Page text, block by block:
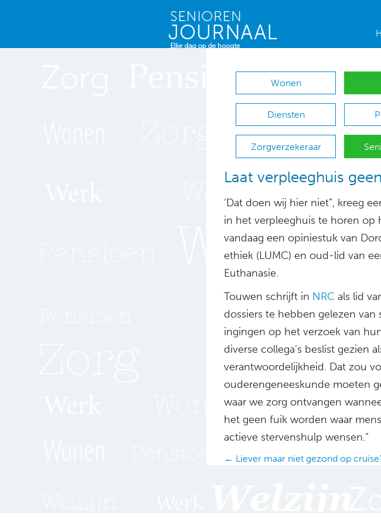
Wonen
Diensten
Zorgverzekeraar
Laat verpleeghuis
‘Dat doen wij hier niet”, kreeg
in het verpleeghuis te horen op
vandaag een opiniestuk van
ethiek (LUMC) en oud-lid van
Euthanasie.
Touwen schrijft in NRC als lid
dossiers te hebben gelezen
ingingen op het verzoek van
diverse collega’s beslist gezien
verantwoordelijkheid. Dat zou
ouderengeneeskunde moeten
waar we zorg ontvangen
het geen fuik worden waar
actieve stervenshulp wensen.”
Posts
← Liever maar niet gezond op